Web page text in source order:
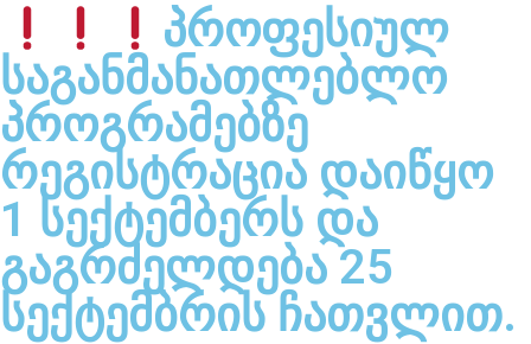
პროფესიულ
საგანმანათლებლო
პროგრამებზე
რეგისტრაცია დაიწყო
1 სექტემბერს და
გაგრძელდება 25
სექტემბრის ჩათვლით.